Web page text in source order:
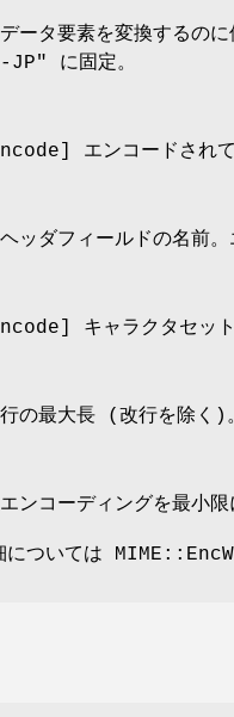
タ要素を変換するの
JP"
に固定。
エンコードされて
ダフィールドの名前。
キャラクタセット
の最大長 (改行を除く)
ンコーディングを最小
については